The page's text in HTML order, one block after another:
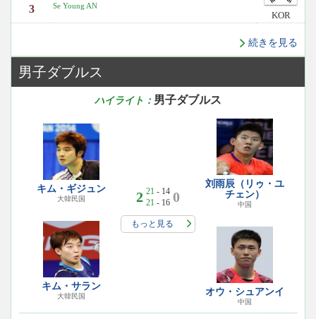
3 Se Young AN
KOR
続きを見る
男子ダブルス
ハイライト： 男子ダブルス
キム・ギジュン
大韓民国
キム・サラン
大韓民国
2 21 - 14
21 - 16 0
もっと見る
刘雨辰（リゥ・ユ
チェン）
中国
オウ・シュアンイ
中国